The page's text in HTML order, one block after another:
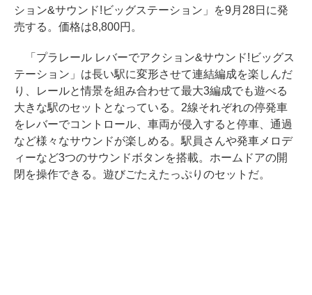
ション&サウンド!ビッグステーション」を9月28日に発
売する。価格は8,800円。
「プラレール レバーでアクション&サウンド!ビッグス
テーション」は長い駅に変形させて連結編成を楽しんだ
り、レールと情景を組み合わせて最大3編成でも遊べる
大きな駅のセットとなっている。2線それぞれの停発車
をレバーでコントロール、車両が侵入すると停車、通過
など様々なサウンドが楽しめる。駅員さんや発車メロデ
ィーなど3つのサウンドボタンを搭載。ホームドアの開
閉を操作できる。遊びごたえたっぷりのセットだ。